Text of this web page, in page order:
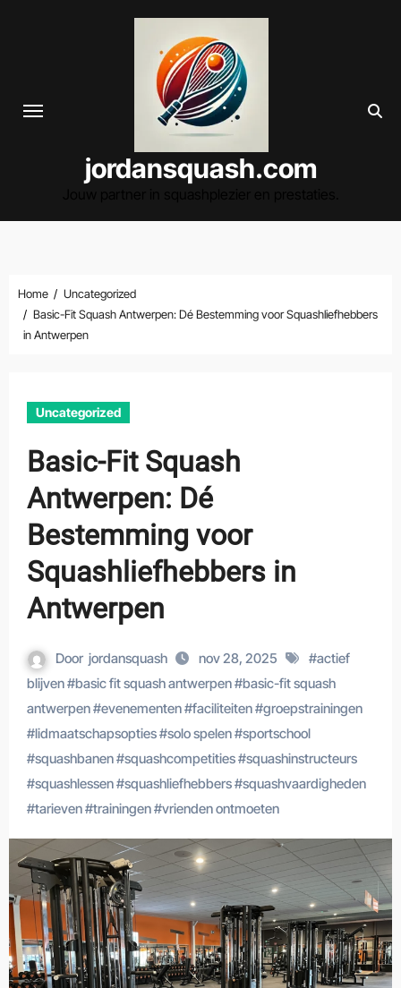
jordansquash.com
Home
Uncategorized
Basic-Fit Squash Antwerpen: Dé Bestemming voor Squashliefhebbers
in Antwerpen
Uncategorized
Basic-Fit Squash
Antwerpen: Dé
Bestemming voor
Squashliefhebbers in
Antwerpen
Door jordansquash nov 28, 2025 #actief
blijven#basic fit squash antwerpen#basic-fit squash
antwerpen#evenementen#faciliteiten#groepstrainingen
#lidmaatschapsopties#solo spelen#sportschool
#squashbanen#squashcompetities#squashinstructeurs
#squashlessen#squashliefhebbers#squashvaardigheden
#tarieven#trainingen#vrienden ontmoeten